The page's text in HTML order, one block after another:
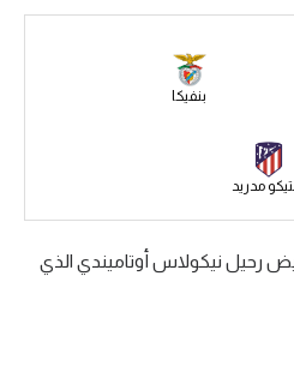
بنفيكا
مدريد
رحيل نيكولاس أوتاميندي الذي